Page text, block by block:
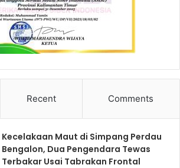
Recent Comments
Kecelakaan Maut di Simpang Perdau
Bengalon, Dua Pengendara Tewas
Terbakar Usai Tabrakan Frontal